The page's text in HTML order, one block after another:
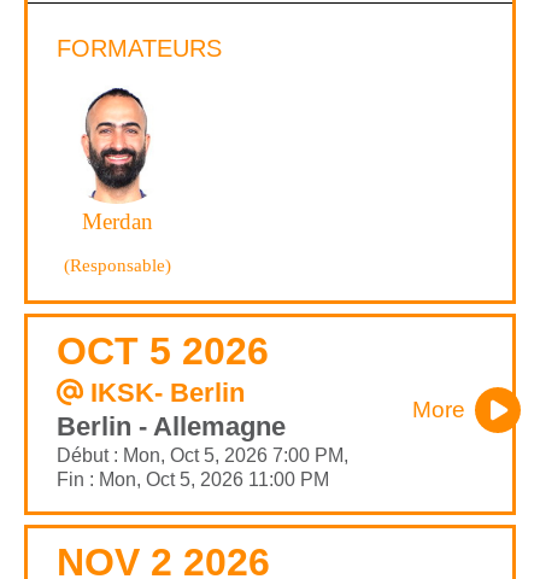
FORMATEURS
Merdan
(Responsable)
OCT 5 2026
IKSK- Berlin
Berlin - Allemagne
Début : Mon, Oct 5, 2026 7:00 PM,
Fin : Mon, Oct 5, 2026 11:00 PM
More
NOV 2 2026